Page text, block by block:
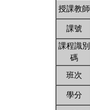
授課教師
課號
課程識別
碼
班次
學分